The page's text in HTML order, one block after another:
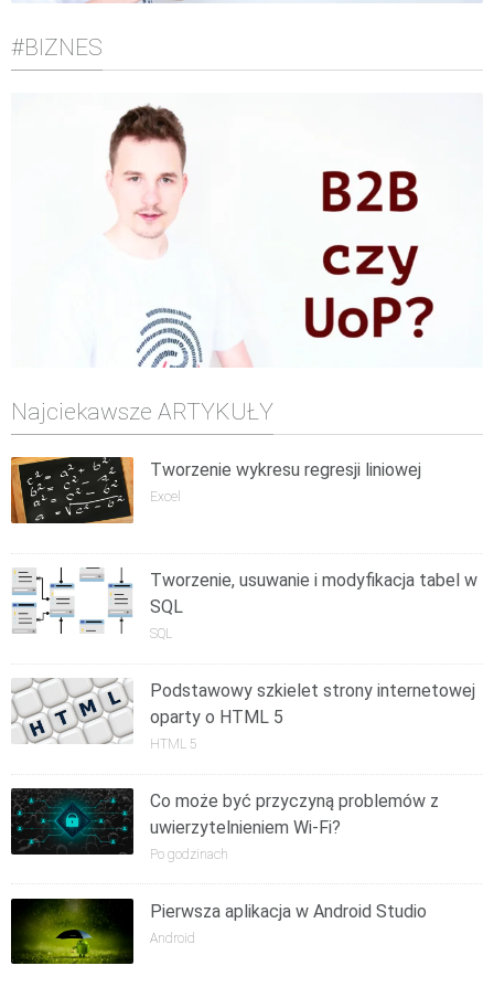
#BIZNES
Najciekawsze ARTYKUŁY
Tworzenie wykresu regresji liniowej
Excel
Tworzenie, usuwanie i modyfikacja tabel w
SQL
SQL
Podstawowy szkielet strony internetowej
oparty o HTML 5
HTML 5
Co może być przyczyną problemów z
uwierzytelnieniem Wi-Fi?
Po godzinach
Pierwsza aplikacja w Android Studio
Android